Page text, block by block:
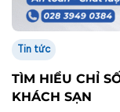
Tin tức
TÌM HIỂU CHỈ
KHÁCH SẠN